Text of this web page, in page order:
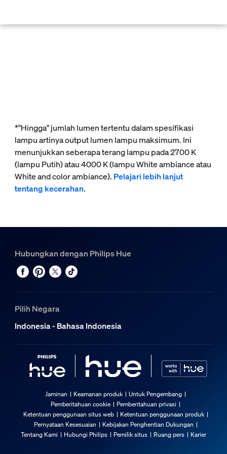
*"Hingga" jumlah lumen tertentu dalam spesifikasi
lampu artinya output lumen lampu maksimum. Ini
menunjukkan seberapa terang lampu pada 2700 K
(lampu Putih) atau 4000 K (lampu White ambiance atau
White and color ambiance). Pelajari lebih lanjut
tentang kecerahan.
Hubungkan dengan Philips Hue
Pilih Negara
Indonesia - Bahasa Indonesia
Jaminan Keamanan produk
Untuk Pengembang
Pemberitahuan cookie
Pemberitahuan privasi
Ketentuan penggunaan situs web
Ketentuan penggunaan produk
Pernyataan Kesesuaian
Kebijakan Penghentian Dukungan
Tentang Kami
Hubungi Philips Pemilik situs Ruang pers Karier